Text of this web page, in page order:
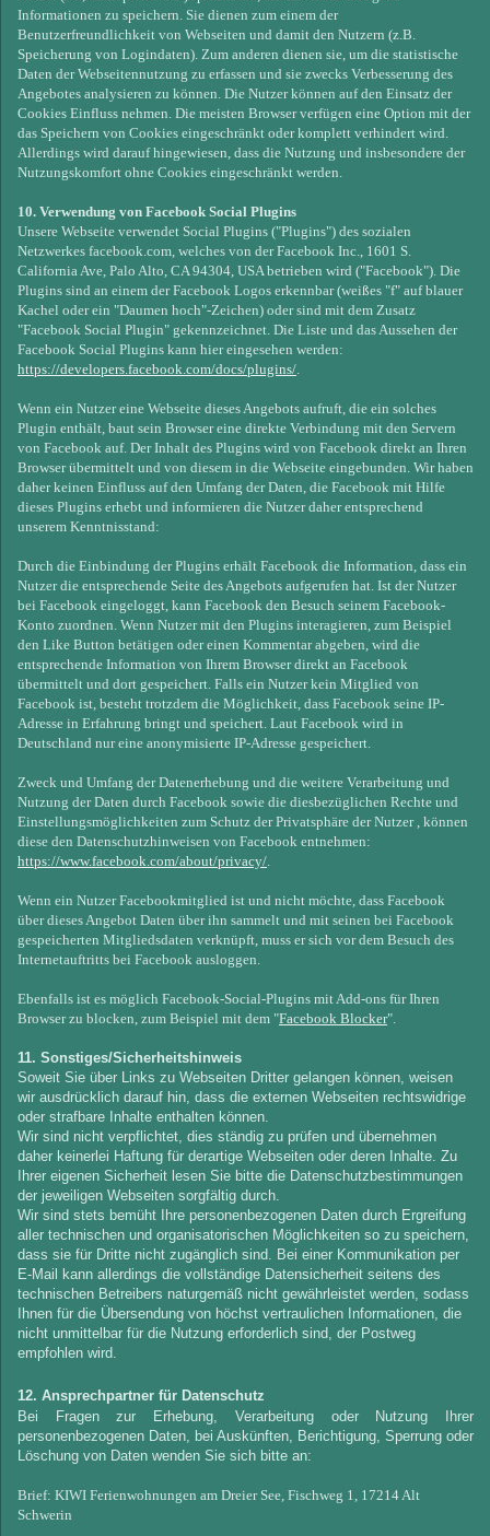
Informationen zu speichern. Sie dienen zum einem der
Benutzerfreundlichkeit von Webseiten und damit den Nutzern (z.B.
Speicherung von Logindaten). Zum anderen dienen sie, um die statistische
Daten der Webseitennutzung zu erfassen und sie zwecks Verbesserung des
Angebotes analysieren zu können. Die Nutzer können auf den Einsatz der
Cookies Einfluss nehmen. Die meisten Browser verfügen eine Option mit der
das Speichern von Cookies eingeschränkt oder komplett verhindert wird.
Allerdings wird darauf hingewiesen, dass die Nutzung und insbesondere der
Nutzungskomfort ohne Cookies eingeschränkt werden.
10. Verwendung von Facebook Social Plugins
Unsere Webseite verwendet Social Plugins ("Plugins") des sozialen
Netzwerkes facebook.com, welches von der Facebook Inc., 1601 S.
California Ave, Palo Alto, CA 94304, USA betrieben wird ("Facebook"). Die
Plugins sind an einem der Facebook Logos erkennbar (weißes "f" auf blauer
Kachel oder ein "Daumen hoch"-Zeichen) oder sind mit dem Zusatz
"Facebook Social Plugin" gekennzeichnet. Die Liste und das Aussehen der
Facebook Social Plugins kann hier eingesehen werden:
https://developers.facebook.com/docs/plugins/
Wenn ein Nutzer eine Webseite dieses Angebots aufruft, die ein solches
Plugin enthält, baut sein Browser eine direkte Verbindung mit den Servern
von Facebook auf. Der Inhalt des Plugins wird von Facebook direkt an Ihren
Browser übermittelt und von diesem in die Webseite eingebunden. Wir haben
daher keinen Einfluss auf den Umfang der Daten, die Facebook mit Hilfe
dieses Plugins erhebt und informieren die Nutzer daher entsprechend
unserem Kenntnisstand:
Durch die Einbindung der Plugins erhält Facebook die Information, dass ein
Nutzer die entsprechende Seite des Angebots aufgerufen hat. Ist der Nutzer
bei Facebook eingeloggt, kann Facebook den Besuch seinem Facebook-
Konto zuordnen. Wenn Nutzer mit den Plugins interagieren, zum Beispiel
den Like Button betätigen oder einen Kommentar abgeben, wird die
entsprechende Information von Ihrem Browser direkt an Facebook
übermittelt und dort gespeichert. Falls ein Nutzer kein Mitglied von
Facebook ist, besteht trotzdem die Möglichkeit, dass Facebook seine IP-
Adresse in Erfahrung bringt und speichert. Laut Facebook wird in
Deutschland nur eine anonymisierte IP-Adresse gespeichert.
Zweck und Umfang der Datenerhebung und die weitere Verarbeitung und
Nutzung der Daten durch Facebook sowie die diesbezüglichen Rechte und
Einstellungsmöglichkeiten zum Schutz der Privatsphäre der Nutzer , können
diese den Datenschutzhinweisen von Facebook entnehmen:
https://www.facebook.com/about/privacy/
Wenn ein Nutzer Facebookmitglied ist und nicht möchte, dass Facebook
über dieses Angebot Daten über ihn sammelt und mit seinen bei Facebook
gespeicherten Mitgliedsdaten verknüpft, muss er sich vor dem Besuch des
Internetauftritts bei Facebook ausloggen.
Ebenfalls ist es möglich Facebook-Social-Plugins mit Add-ons für Ihren
Browser zu blocken, zum Beispiel mit dem "Facebook Blocker".
11. Sonstiges/Sicherheitshinweis
Soweit Sie über Links zu Webseiten Dritter gelangen können, weisen
wir ausdrücklich darauf hin, dass die externen Webseiten rechtswidrige
oder strafbare Inhalte enthalten können.
Wir sind nicht verpflichtet, dies ständig zu prüfen und übernehmen
daher keinerlei Haftung für derartige Webseiten oder deren Inhalte. Zu
Ihrer eigenen Sicherheit lesen Sie bitte die Datenschutzbestimmungen
der jeweiligen Webseiten sorgfältig durch.
Wir sind stets bemüht Ihre personenbezogenen Daten durch Ergreifung
aller technischen und organisatorischen Möglichkeiten so zu speichern,
dass sie für Dritte nicht zugänglich sind. Bei einer Kommunikation per
E-Mail kann allerdings die vollständige Datensicherheit seitens des
technischen Betreibers naturgemäß nicht gewährleistet werden, sodass
Ihnen für die Übersendung von höchst vertraulichen Informationen, die
nicht unmittelbar für die Nutzung erforderlich sind, der Postweg
empfohlen wird.
12. Ansprechpartner für Datenschutz
Bei Fragen zur Erhebung, Verarbeitung oder Nutzung Ihrer
personenbezogenen Daten, bei Auskünften, Berichtigung, Sperrung oder
Löschung von Daten wenden Sie sich bitte an:
Brief: KIWI Ferienwohnungen am Dreier See, Fischweg 1, 17214 Alt
Schwerin